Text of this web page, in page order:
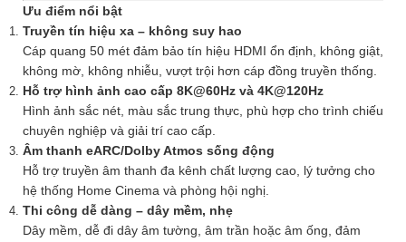
Ưu điểm nổi bật
Truyền tín hiệu xa – không suy hao
Cáp quang 50 mét đảm bảo tín hiệu HDMI ổn định, không giật,
không mờ, không nhiễu, vượt trội hơn cáp đồng truyền thống.
Hỗ trợ hình ảnh cao cấp 8K@60Hz và 4K@120Hz
Hình ảnh sắc nét, màu sắc trung thực, phù hợp cho trình chiếu
chuyên nghiệp và giải trí cao cấp.
Âm thanh eARC/Dolby Atmos sống động
Hỗ trợ truyền âm thanh đa kênh chất lượng cao, lý tưởng cho
hệ thống Home Cinema và phòng hội nghị.
Thi công dễ dàng – dây mềm, nhẹ
Dây mềm, dễ đi dây âm tường, âm trần hoặc âm ống, đảm